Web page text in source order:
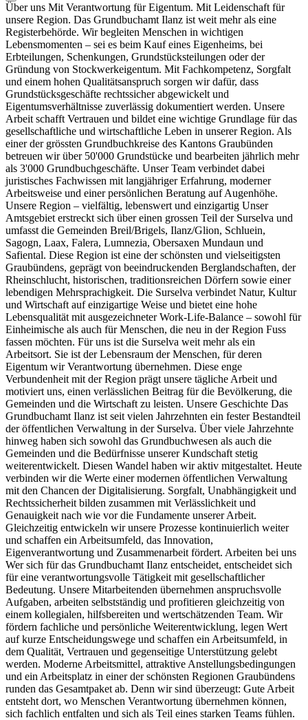
Über uns Mit Verantwortung für Eigentum. Mit Leidenschaft für
unsere Region. Das Grundbuchamt Ilanz ist weit mehr als eine
Registerbehörde. Wir begleiten Menschen in wichtigen
Lebensmomenten – sei es beim Kauf eines Eigenheims, bei
Erbteilungen, Schenkungen, Grundstücksteilungen oder der
Gründung von Stockwerkeigentum. Mit Fachkompetenz, Sorgfalt
und einem hohen Qualitätsanspruch sorgen wir dafür, dass
Grundstücksgeschäfte rechtssicher abgewickelt und
Eigentumsverhältnisse zuverlässig dokumentiert werden. Unsere
Arbeit schafft Vertrauen und bildet eine wichtige Grundlage für das
gesellschaftliche und wirtschaftliche Leben in unserer Region. Als
einer der grössten Grundbuchkreise des Kantons Graubünden
betreuen wir über 50'000 Grundstücke und bearbeiten jährlich mehr
als 3'000 Grundbuchgeschäfte. Unser Team verbindet dabei
juristisches Fachwissen mit langjähriger Erfahrung, moderner
Arbeitsweise und einer persönlichen Beratung auf Augenhöhe.
Unsere Region – vielfältig, lebenswert und einzigartig Unser
Amtsgebiet erstreckt sich über einen grossen Teil der Surselva und
umfasst die Gemeinden Breil/Brigels, Ilanz/Glion, Schluein,
Sagogn, Laax, Falera, Lumnezia, Obersaxen Mundaun und
Safiental. Diese Region ist eine der schönsten und vielseitigsten
Graubündens, geprägt von beeindruckenden Berglandschaften, der
Rheinschlucht, historischen, traditionsreichen Dörfern sowie einer
lebendigen Mehrsprachigkeit. Die Surselva verbindet Natur, Kultur
und Wirtschaft auf einzigartige Weise und bietet eine hohe
Lebensqualität mit ausgezeichneter Work-Life-Balance – sowohl für
Einheimische als auch für Menschen, die neu in der Region Fuss
fassen möchten. Für uns ist die Surselva weit mehr als ein
Arbeitsort. Sie ist der Lebensraum der Menschen, für deren
Eigentum wir Verantwortung übernehmen. Diese enge
Verbundenheit mit der Region prägt unsere tägliche Arbeit und
motiviert uns, einen verlässlichen Beitrag für die Bevölkerung, die
Gemeinden und die Wirtschaft zu leisten. Unsere Geschichte Das
Grundbuchamt Ilanz ist seit vielen Jahrzehnten ein fester Bestandteil
der öffentlichen Verwaltung in der Surselva. Über viele Jahrzehnte
hinweg haben sich sowohl das Grundbuchwesen als auch die
Gemeinden und die Bedürfnisse unserer Kundschaft stetig
weiterentwickelt. Diesen Wandel haben wir aktiv mitgestaltet. Heute
verbinden wir die Werte einer modernen öffentlichen Verwaltung
mit den Chancen der Digitalisierung. Sorgfalt, Unabhängigkeit und
Rechtssicherheit bilden zusammen mit Verlässlichkeit und
Genauigkeit nach wie vor die Fundamente unserer Arbeit.
Gleichzeitig entwickeln wir unsere Prozesse kontinuierlich weiter
und schaffen ein Arbeitsumfeld, das Innovation,
Eigenverantwortung und Zusammenarbeit fördert. Arbeiten bei uns
Wer sich für das Grundbuchamt Ilanz entscheidet, entscheidet sich
für eine verantwortungsvolle Tätigkeit mit gesellschaftlicher
Bedeutung. Unsere Mitarbeitenden übernehmen anspruchsvolle
Aufgaben, arbeiten selbstständig und profitieren gleichzeitig von
einem kollegialen, hilfsbereiten und wertschätzenden Team. Wir
fördern fachliche und persönliche Weiterentwicklung, legen Wert
auf kurze Entscheidungswege und schaffen ein Arbeitsumfeld, in
dem Qualität, Vertrauen und gegenseitige Unterstützung gelebt
werden. Moderne Arbeitsmittel, attraktive Anstellungsbedingungen
und ein Arbeitsplatz in einer der schönsten Regionen Graubündens
runden das Gesamtpaket ab. Denn wir sind überzeugt: Gute Arbeit
entsteht dort, wo Menschen Verantwortung übernehmen können,
sich fachlich entfalten und sich als Teil eines starken Teams fühlen.